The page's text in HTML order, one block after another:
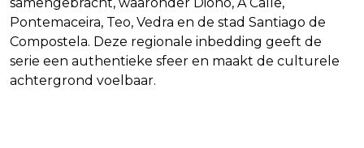
Pontemaceira, Teo, Vedra en de stad Santiago de
Compostela. Deze regionale inbedding geeft de
serie een authentieke sfeer en maakt de culturele
achtergrond voelbaar.